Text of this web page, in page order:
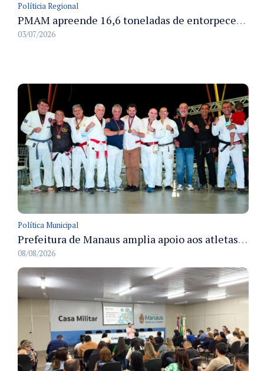
Políticia Regional
PMAM apreende 16,6 toneladas de entorpecentes e registra aumento nas prisões em flagrante e nas capturas de foragidos no primeiro semestre de 2026
03/07/2026
Política Municipal
Prefeitura de Manaus amplia apoio aos atletas de 100 para 150 beneficiados a partir do próximo ano
08/08/2026